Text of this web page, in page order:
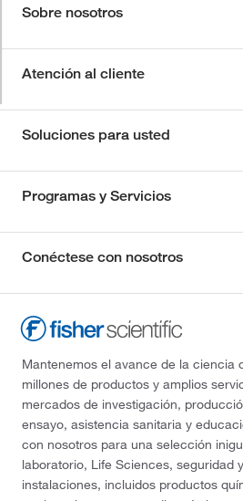
Sobre nosotros
Atención al cliente
Soluciones para usted
Programas y Servicios
Conéctese con nosotros
Mantenemos el avance de la ciencia
millones de productos y amplios
mercados de investigación,
ensayo, asistencia sanitaria y
con nosotros para una selección
laboratorio, Life Sciences, seguridad
instalaciones, incluidos productos